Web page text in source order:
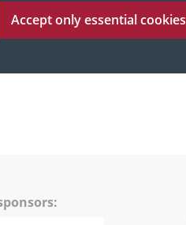
Accept only essential cookies